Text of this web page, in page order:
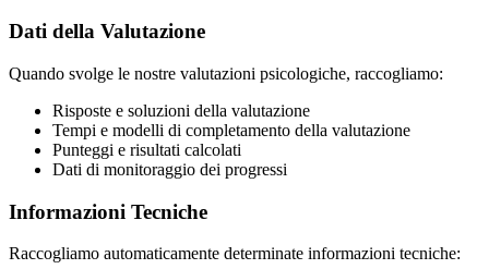
Dati della Valutazione
Quando svolge le nostre valutazioni psicologiche, raccogliamo:
Risposte e soluzioni della valutazione
Tempi e modelli di completamento della valutazione
Punteggi e risultati calcolati
Dati di monitoraggio dei progressi
Informazioni Tecniche
Raccogliamo automaticamente determinate informazioni tecniche: